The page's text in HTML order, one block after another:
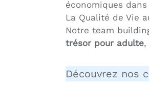
économiques
La Qualité de Vie
Notre team
trésor pour adulte,
Découvrez nos